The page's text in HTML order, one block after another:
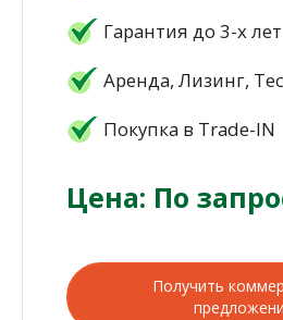
Гарантия до 3-х лет
Аренда, Лизинг,
Покупка в Trade-IN
Цена: По
Получить